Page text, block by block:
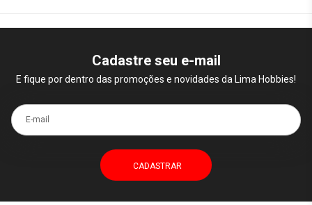
Cadastre seu e-mail
E fique por dentro das promoções e novidades da Lima Hobbies!
E-mail